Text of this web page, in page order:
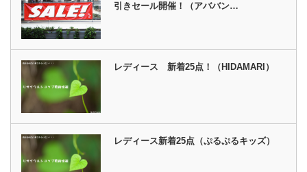
引きセール開催！（アババン…
レディース 新着25点！（HIDAMARI）
レディース新着25点（ぷるぷるキッズ）